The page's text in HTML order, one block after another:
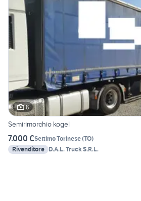
8
Semirimorchio kogel
7.000 €Settimo Torinese(TO)
Rivenditore D.A.L. Truck S.R.L.